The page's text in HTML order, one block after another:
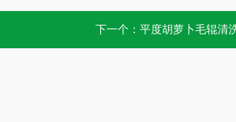
下一个： 平度胡萝卜毛辊清